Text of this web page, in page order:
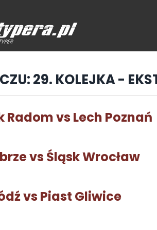
29. KOLEJKA -
Radom vs Lech Poznań
vs Śląsk Wrocław
vs Piast Gliwice